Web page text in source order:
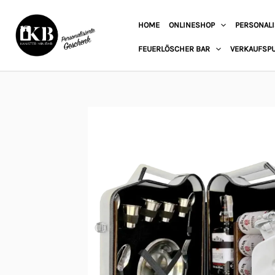
Inhalt
springen
HOME ONLINESHOP
FEUERLÖSCHER BAR